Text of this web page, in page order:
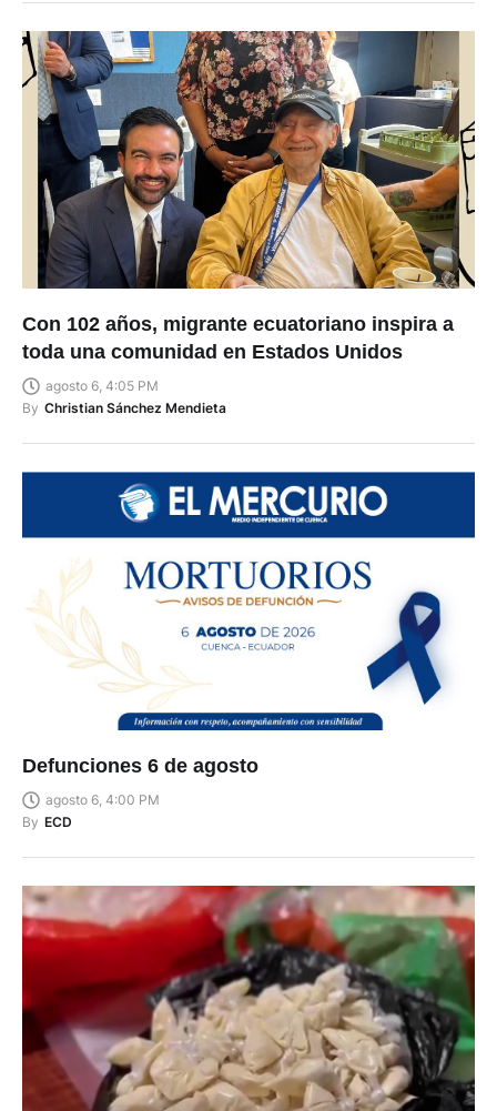
Con 102 años, migrante ecuatoriano inspira a
toda una comunidad en Estados Unidos
agosto 6, 4:05 PM
By Christian Sánchez Mendieta
Defunciones 6 de agosto
agosto 6, 4:00 PM
By ECD